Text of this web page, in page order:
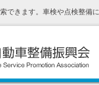
できます。車検や点検整備